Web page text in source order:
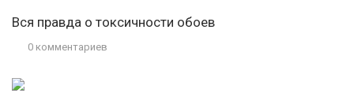
Вся правда о токсичности обоев
0 комментариев